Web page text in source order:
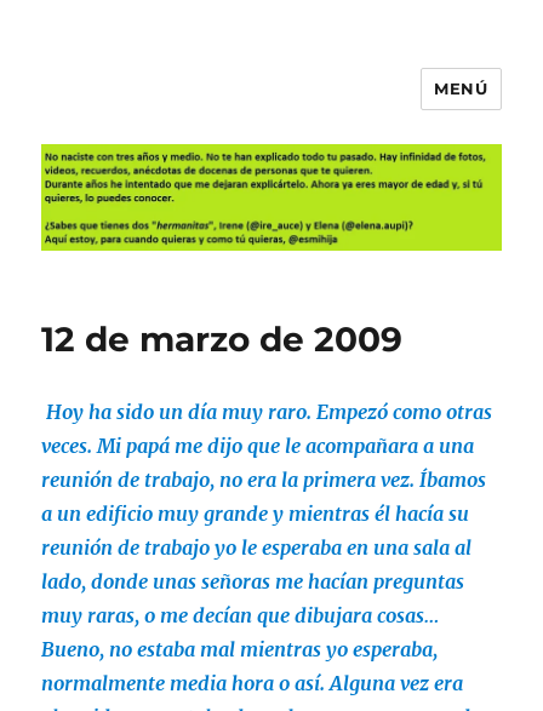
MENÚ
12 de marzo de 2009
Hoy ha sido un día muy raro. Empezó como otras
veces. Mi papá me dijo que le acompañara a una
reunión de trabajo, no era la primera vez. Íbamos
a un edificio muy grande y mientras él hacía su
reunión de trabajo yo le esperaba en una sala al
lado, donde unas señoras me hacían preguntas
muy raras, o me decían que dibujara cosas…
Bueno, no estaba mal mientras yo esperaba,
normalmente media hora o así. Alguna vez era